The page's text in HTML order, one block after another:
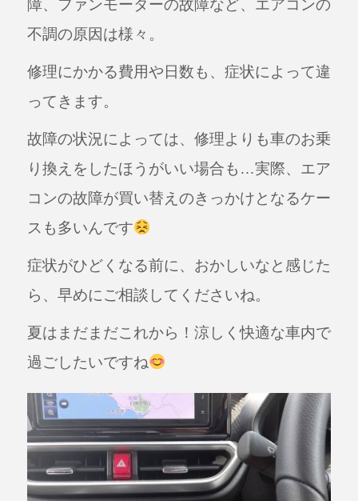
障、ファンモーターの故障など、エアコンの
不調の原因は様々。
修理にかかる費用や日数も、症状によって違
ってきます。
故障の状況によっては、修理よりも車のお乗
り換えをしたほうがいい場合も…実際、エア
コンの故障が買い替えのきっかけとなるケー
スも多いんです
症状がひどくなる前に、おかしいなと感じた
ら、早めにご相談してくださいね。
夏はまだまだこれから！涼しく快適な車内で
過ごしたいですね